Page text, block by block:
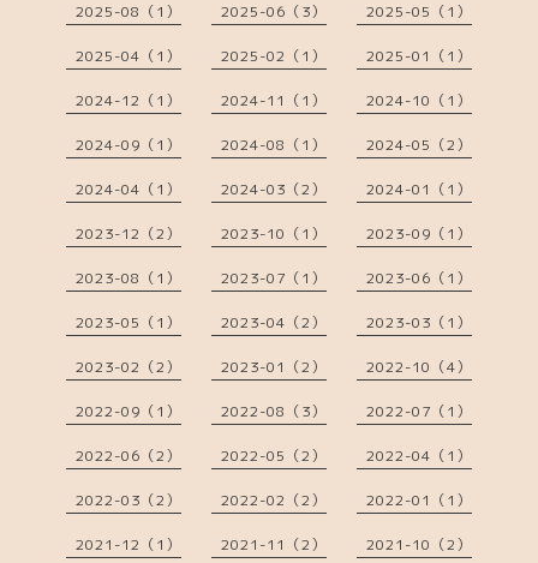
2025-08（1） 2025-06（3） 2025-05（1）
2025-04（1） 2025-02（1） 2025-01（1）
2024-12（1） 2024-11（1） 2024-10（1）
2024-09（1） 2024-08（1） 2024-05（2）
2024-04（1） 2024-03（2） 2024-01（1）
2023-12（2） 2023-10（1） 2023-09（1）
2023-08（1） 2023-07（1） 2023-06（1）
2023-05（1） 2023-04（2） 2023-03（1）
2023-02（2） 2023-01（2） 2022-10（4）
2022-09（1） 2022-08（3） 2022-07（1）
2022-06（2） 2022-05（2） 2022-04（1）
2022-03（2） 2022-02（2） 2022-01（1）
2021-12（1） 2021-11（2） 2021-10（2）